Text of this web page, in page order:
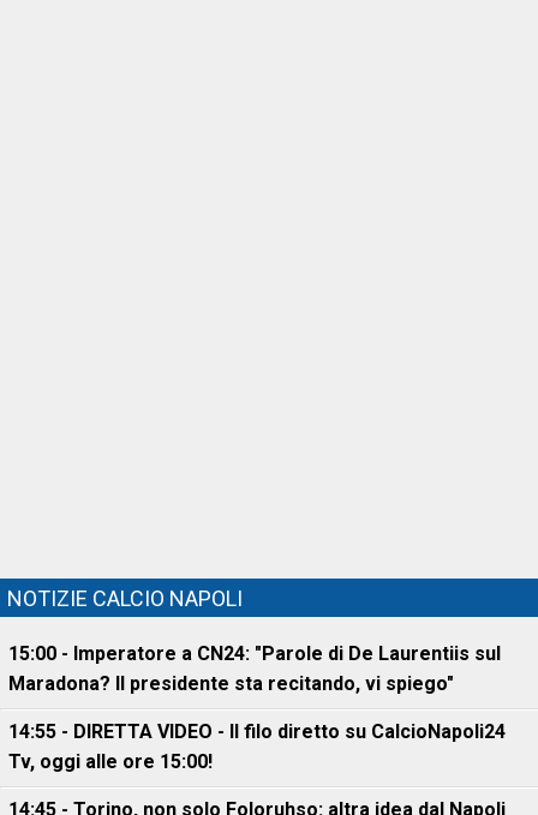
NOTIZIE CALCIO NAPOLI
15:00 - Imperatore a CN24: "Parole di De Laurentiis sul
Maradona? Il presidente sta recitando, vi spiego"
14:55 - DIRETTA VIDEO - Il filo diretto su CalcioNapoli24
Tv, oggi alle ore 15:00!
14:45 - Torino, non solo Foloruhso: altra idea dal Napoli